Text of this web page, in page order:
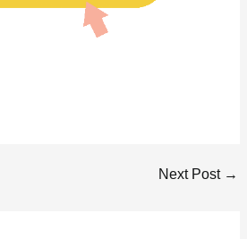
Next Post →